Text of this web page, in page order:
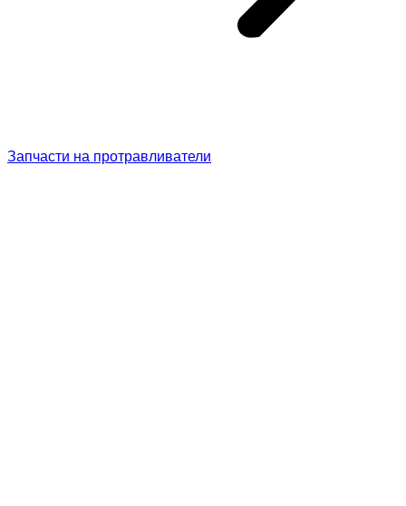
Запчасти на протравливатели